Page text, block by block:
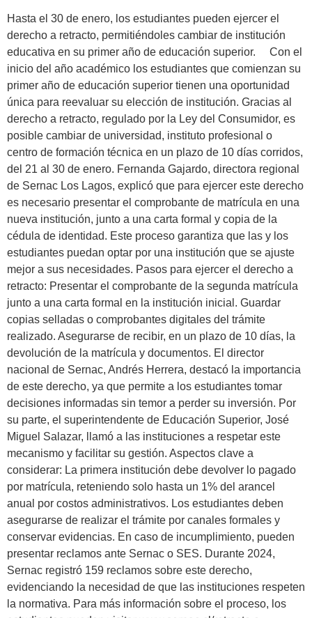
Hasta el 30 de enero, los estudiantes pueden ejercer el
derecho a retracto, permitiéndoles cambiar de institución
educativa en su primer año de educación superior. Con el
inicio del año académico los estudiantes que comienzan su
primer año de educación superior tienen una oportunidad
única para reevaluar su elección de institución. Gracias al
derecho a retracto, regulado por la Ley del Consumidor, es
posible cambiar de universidad, instituto profesional o
centro de formación técnica en un plazo de 10 días corridos,
del 21 al 30 de enero. Fernanda Gajardo, directora regional
de Sernac Los Lagos, explicó que para ejercer este derecho
es necesario presentar el comprobante de matrícula en una
nueva institución, junto a una carta formal y copia de la
cédula de identidad. Este proceso garantiza que las y los
estudiantes puedan optar por una institución que se ajuste
mejor a sus necesidades. Pasos para ejercer el derecho a
retracto: Presentar el comprobante de la segunda matrícula
junto a una carta formal en la institución inicial. Guardar
copias selladas o comprobantes digitales del trámite
realizado. Asegurarse de recibir, en un plazo de 10 días, la
devolución de la matrícula y documentos. El director
nacional de Sernac, Andrés Herrera, destacó la importancia
de este derecho, ya que permite a los estudiantes tomar
decisiones informadas sin temor a perder su inversión. Por
su parte, el superintendente de Educación Superior, José
Miguel Salazar, llamó a las instituciones a respetar este
mecanismo y facilitar su gestión. Aspectos clave a
considerar: La primera institución debe devolver lo pagado
por matrícula, reteniendo solo hasta un 1% del arancel
anual por costos administrativos. Los estudiantes deben
asegurarse de realizar el trámite por canales formales y
conservar evidencias. En caso de incumplimiento, pueden
presentar reclamos ante Sernac o SES. Durante 2024,
Sernac registró 159 reclamos sobre este derecho,
evidenciando la necesidad de que las instituciones respeten
la normativa. Para más información sobre el proceso, los